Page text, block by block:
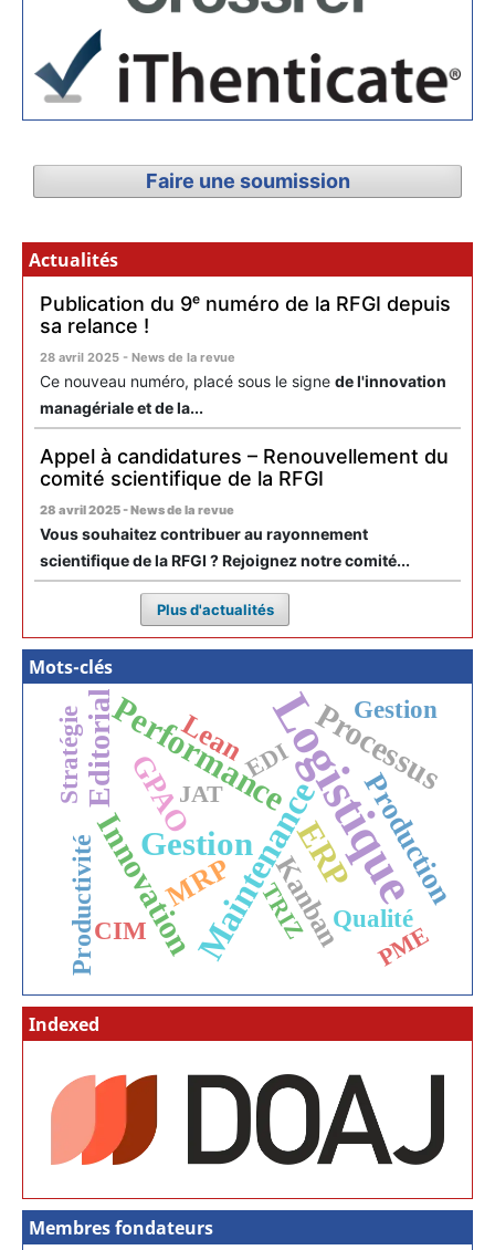
Faire une soumission
Actualités
Publication du 9ᵉ numéro de la RFGI depuis
sa relance !
28 avril 2025 - News de la revue
Ce nouveau numéro, placé sous le signe de l'innovation
managériale et de la...
Appel à candidatures – Renouvellement du
comité scientifique de la RFGI
28 avril 2025 - News de la revue
Vous souhaitez contribuer au rayonnement
scientifique de la RFGI ? Rejoignez notre comité...
Plus d'actualités
Mots-clés
Logistique
Maintenance
Gestion ERP
PerformanceProcessus
Innovation
EditorialGPAO Production
Kanban
MRP
Lean
ProductivitéCIM
Gestion
Stratégie
Qualité
TRIZ
PME
EDI
JAT
Indexed
Membres fondateurs